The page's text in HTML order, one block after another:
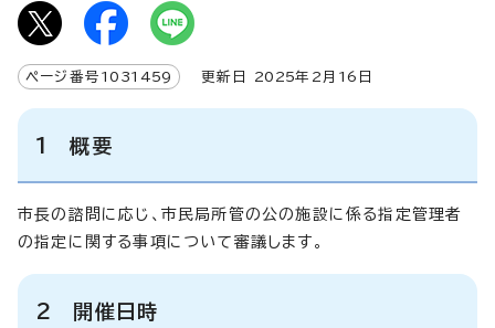
ページ番号 1031459 更新日 2025年2月 16 日
1 概要
市長の諮問に応じ、市民局所管の公の施設に係る指定管理者
の指定に関する事項について審議します。
2 開催日時